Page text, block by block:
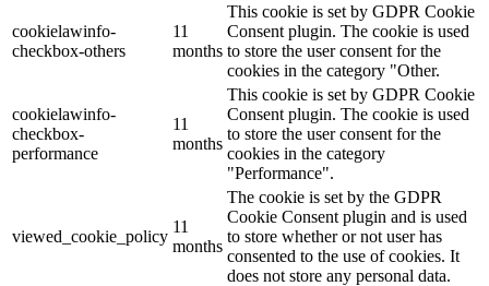
cookielawinfo-
checkbox-others
11
months
This cookie is set by GDPR Cookie
Consent plugin. The cookie is used
to store the user consent for the
cookies in the category "Other.
cookielawinfo-
checkbox-
performance
11
months
This cookie is set by GDPR Cookie
Consent plugin. The cookie is used
to store the user consent for the
cookies in the category
"Performance".
viewed_cookie_policy
11
months
The cookie is set by the GDPR
Cookie Consent plugin and is used
to store whether or not user has
consented to the use of cookies. It
does not store any personal data.